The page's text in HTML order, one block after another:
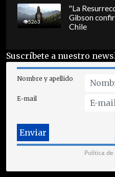
5263
"La
Gibson
Chile
Suscríbete a nuestro
Nombre y apellido
E-mail
Política